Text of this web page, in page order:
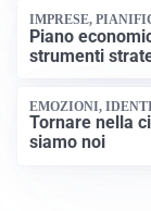
IMPRESE,
Piano
strumenti
EMOZIONI,
Tornare nella
siamo noi